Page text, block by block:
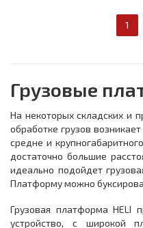
1
Грузовые
На некоторых складских и
обработке грузов
средне и
достаточно большие
идеально подойдет
Платформу можно
Грузовая платформа HELI
устройство, с широкой